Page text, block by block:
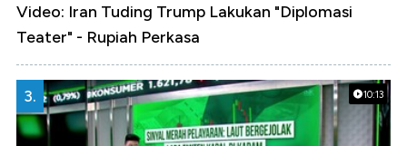
Video: Iran Tuding Trump Lakukan "Diplomasi
Teater" - Rupiah Perkasa
10:13
3.